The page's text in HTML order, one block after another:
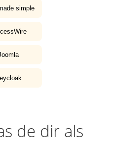
simple
de dir als